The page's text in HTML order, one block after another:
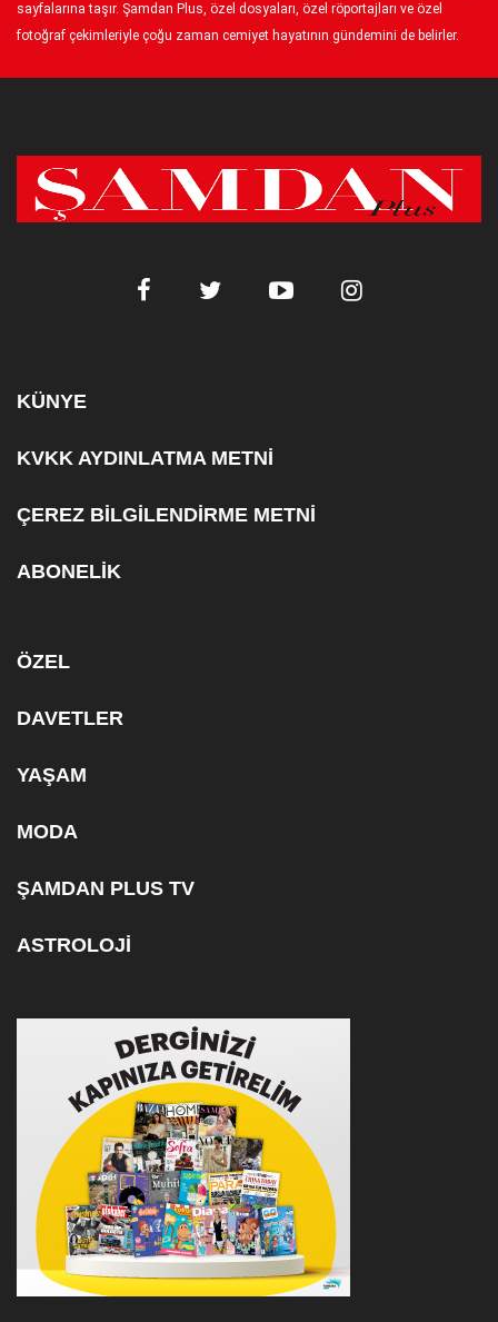
sayfalarına taşır. Şamdan Plus, özel dosyaları, özel röportajları ve özel
fotoğraf çekimleriyle çoğu zaman cemiyet hayatının gündemini de belirler.
KÜNYE
KVKK AYDINLATMA METNİ
ÇEREZ BİLGİLENDİRME METNİ
ABONELİK
ÖZEL
DAVETLER
YAŞAM
MODA
ŞAMDAN PLUS TV
ASTROLOJİ